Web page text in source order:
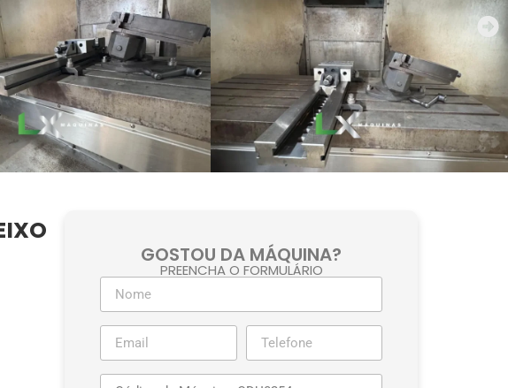
GOSTOU DA MÁQUINA?
PREENCHA O FORMULÁRIO